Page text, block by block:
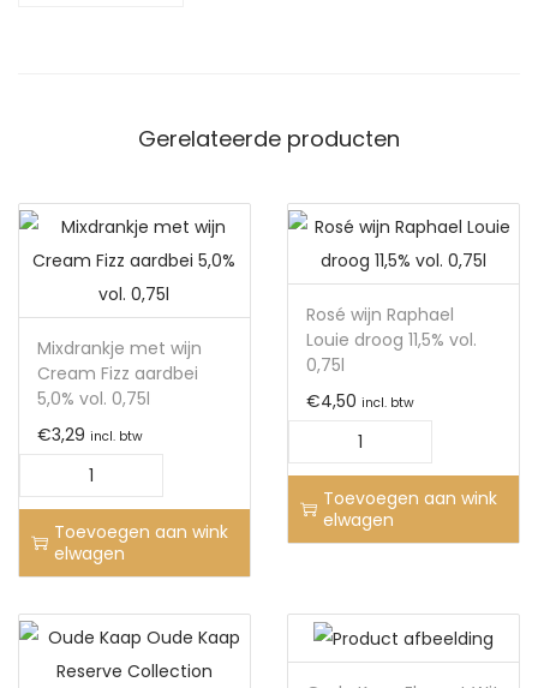
Gerelateerde producten
Mixdrankje met wijn
Cream Fizz aardbei
5,0% vol. 0,75l
€3,29 incl. btw
Toevoegen aan wink
elwagen
Rosé wijn Raphael
Louie droog 11,5% vol.
0,75l
€4,50 incl. btw
Toevoegen aan wink
elwagen